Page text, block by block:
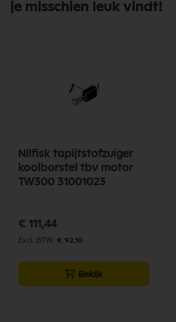
je misschien leuk vindt!
Nilfisk tapijtstofzuiger
koolborstel tbv motor
TW300 31001023
€ 111,44
€ 92,10
Bekijk